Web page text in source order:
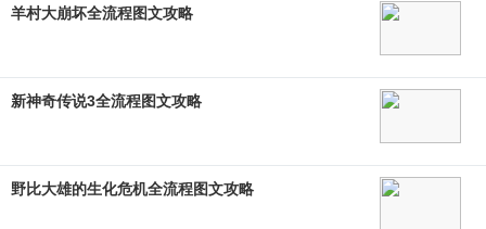
羊村大崩坏全流程图文攻略
新神奇传说3全流程图文攻略
野比大雄的生化危机全流程图文攻略